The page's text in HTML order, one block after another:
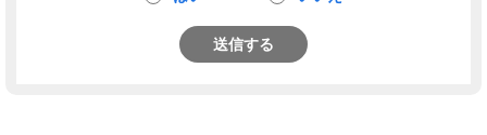
送信する